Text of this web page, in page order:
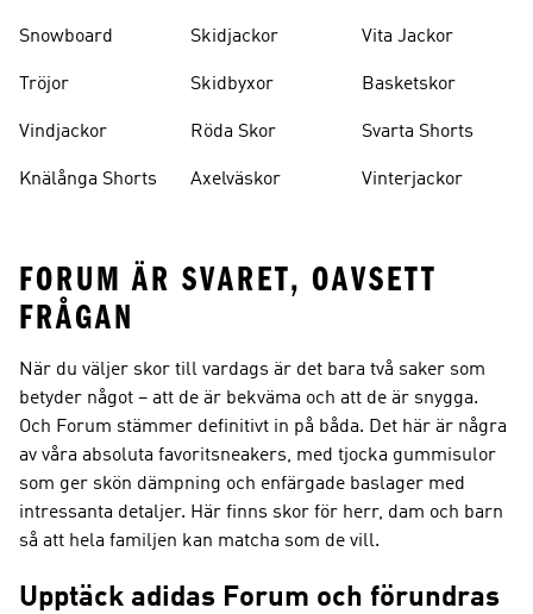
Snowboard
Tröjor
Vindjackor
Knälånga Shorts
Skidjackor
Skidbyxor
Röda Skor
Axelväskor
Vita Jackor
Basketskor
Svarta Shorts
Vinterjackor
FORUM ÄR SVARET, OAVSETT
FRÅGAN
När du väljer skor till vardags är det bara två saker som
betyder något – att de är bekväma och att de är snygga.
Och Forum stämmer definitivt in på båda. Det här är några
av våra absoluta favoritsneakers, med tjocka gummisulor
som ger skön dämpning och enfärgade baslager med
intressanta detaljer. Här finns skor för herr, dam och barn
så att hela familjen kan matcha som de vill.
Upptäck adidas Forum och förundras